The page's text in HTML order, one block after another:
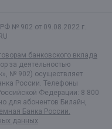
№ 902 от 09.08.2022 г.
RU
банковского вклада
за деятельностью
№ 902) осуществляет
России. Телефоны
Федерации: 8 800
для абонентов Билайн,
Банка России.
данных